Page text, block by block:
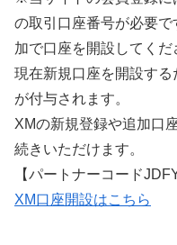
の取引口座番号が必要
加で口座を開設してくだ
現在新規口座を開設す
が付与されます。
XMの新規登録や追加口
続きいただけます。
【パートナーコード
XM口座開設はこちら